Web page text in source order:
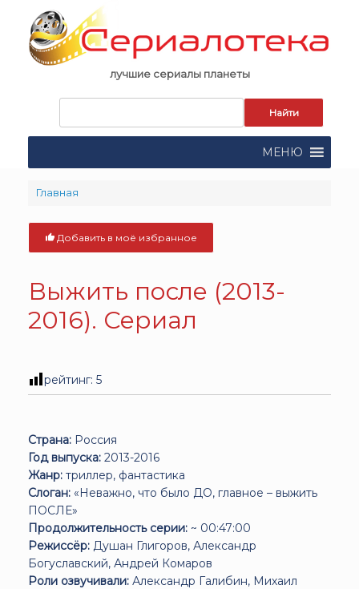
content
лучшие сериалы планеты
поиска:
МЕНЮ
Главная
Добавить в моё избранное
Выжить после (2013-
2016). Сериал
рейтинг: 5
Страна: Россия
Год выпуска: 2013-2016
Жанр: триллер, фантастика
Слоган: «Неважно, что было ДО, главное – выжить
ПОСЛЕ»
Продолжительность серии: ~ 00:47:00
Режиссёр: Душан Глигоров, Александр
Богуславский, Андрей Комаров
Роли озвучивали: Александр Галибин, Михаил